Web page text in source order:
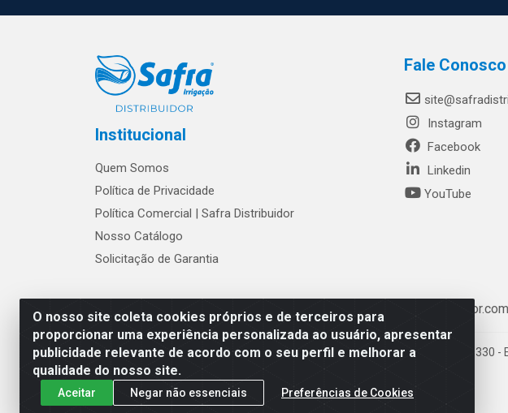
O nosso site coleta cookies próprios e de terceiros para
proporcionar uma experiência personalizada ao usuário, apresentar
publicidade relevante de acordo com o seu perfil e melhorar a
qualidade do nosso site.
Aceitar Negar não essenciais Preferências de Cookies
Institucional
Quem Somos
Política de Privacidade
Política Comercial | Safra Distribuidor
Nosso Catálogo
Solicitação de Garantia
Fale Conosco
Instagram
Facebook
Linkedin
YouTube
Os preços e condições de
Safra Agrícola e Pecuária LTDA - Avenida Castelo Branco, 5330